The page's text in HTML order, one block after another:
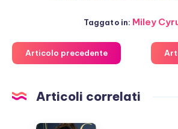
Taggato in: Miley
Articolo precedente
Articoli correlati